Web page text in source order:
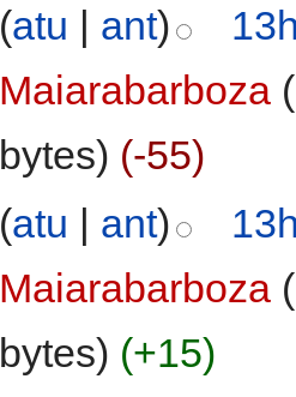
(atu | ant)
Maiarabarboza (
bytes) (-55)
(atu | ant)
Maiarabarboza (
bytes) (+15)